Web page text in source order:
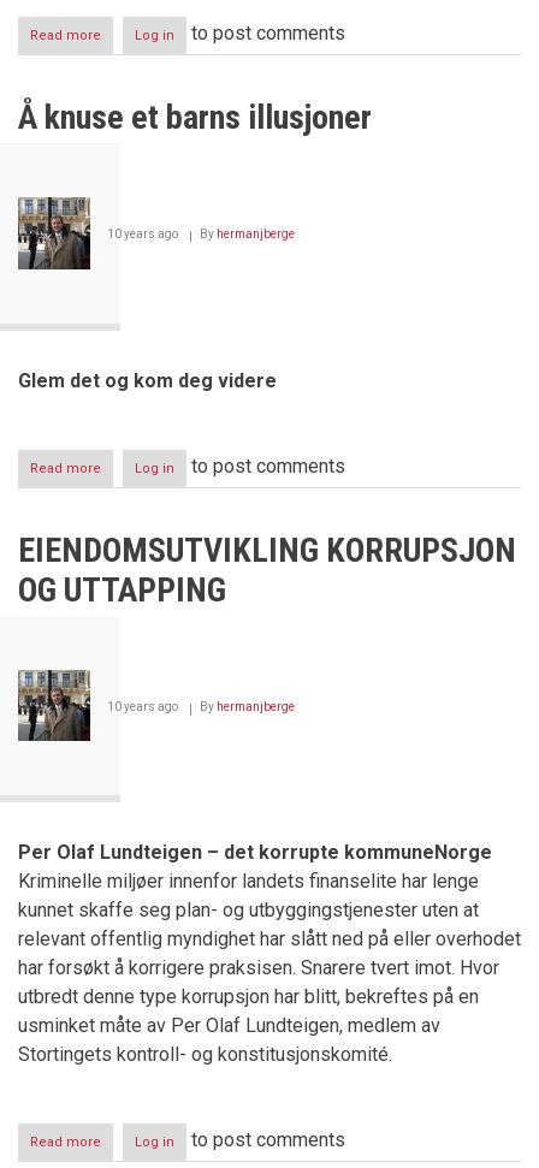
Read more
Einar
–
Log in to post comments
Å knuse et barns illusjoner
10 years ago By hermanjberge
Glem det og kom deg videre
Read more about
Å
barns
Log in to post comments
EIENDOMSUTVIKLING KORRUPSJON
OG UTTAPPING
10 years ago By hermanjberge
Per Olaf Lundteigen – det korrupte kommuneNorge
Kriminelle miljøer innenfor landets finanselite har lenge
kunnet skaffe seg plan- og utbyggingstjenester uten at
relevant offentlig myndighet har slått ned på eller overhodet
har forsøkt å korrigere praksisen. Snarere tvert imot. Hvor
utbredt denne type korrupsjon har blitt, bekreftes på en
usminket måte av Per Olaf Lundteigen, medlem av
Stortingets kontroll- og konstitusjonskomité.
Read more about
EIENDOMSUTVIKLING
Log in to post comments